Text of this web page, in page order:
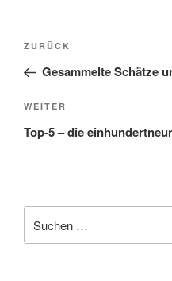
Beitragsnavigation
Vorheriger
Beitrag
ZURÜCK
Gesammelte Schätze
Nächster
Beitrag
WEITER
Top-5 – die
nach: